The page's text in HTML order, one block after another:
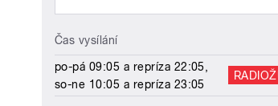
Čas vysílání
po-pá 09:05 a repríza 22:05,
so-ne 10:05 a repríza 23:05